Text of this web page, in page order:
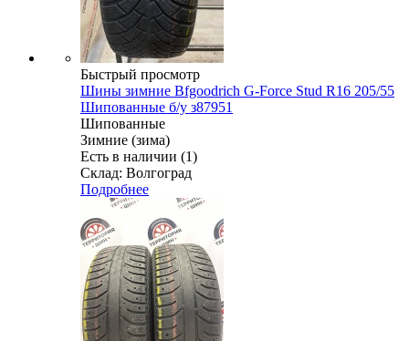
Быстрый просмотр
Шины зимние Bfgoodrich G-Force Stud R16 205/55
Шипованные б/у з87951
Шипованные
Зимние (зима)
Есть в наличии (1)
Склад: Волгоград
Подробнее